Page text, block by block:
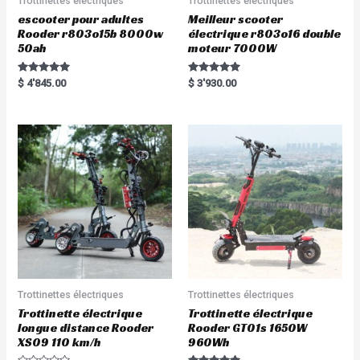
escooter pour adultes
Rooder r803o15b 8000w
50ah
Rated
5.00
$ 4'845.00
Meilleur scooter
électrique r803o16 double
moteur 7000W
Rated
5.00
$ 3'930.00
Trottinettes électriques
Trottinette électrique
longue distance Rooder
XS09 110 km/h
Trottinettes électriques
Trottinette électrique
Rooder GT01s 1650W
960Wh